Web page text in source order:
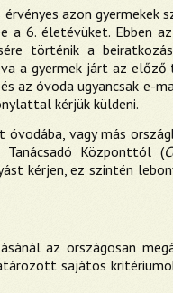
azon gyermekek
6. életévüket. Ebben
történik a
a gyermek járt az előző
az óvoda ugyancsak e-
kérjük küldeni.
óvodába, vagy más
Központtól (
kérjen, ez szintén
az országosan
sajátos